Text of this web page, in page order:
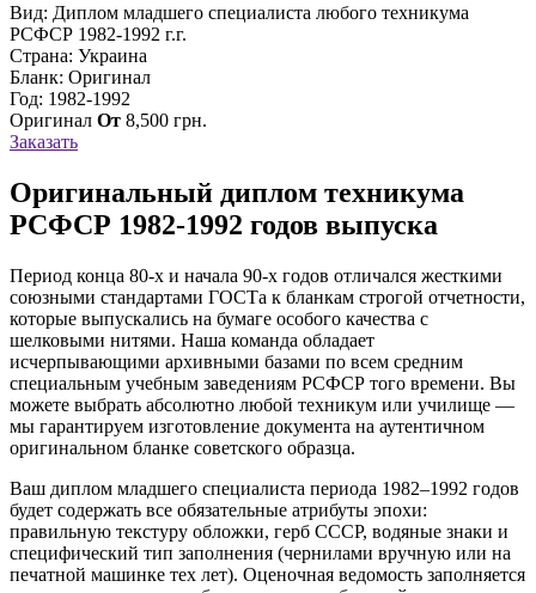
Вид: Диплом младшего специалиста любого техникума
РСФСР 1982-1992 г.г.
Страна: Украина
Бланк: Оригинал
Год: 1982-1992
Оригинал От 8,500 грн.
Заказать
Оригинальный диплом техникума
РСФСР 1982-1992 годов выпуска
Период конца 80-х и начала 90-х годов отличался жесткими
союзными стандартами ГОСТа к бланкам строгой отчетности,
которые выпускались на бумаге особого качества с
шелковыми нитями. Наша команда обладает
исчерпывающими архивными базами по всем средним
специальным учебным заведениям РСФСР того времени. Вы
можете выбрать абсолютно любой техникум или училище —
мы гарантируем изготовление документа на аутентичном
оригинальном бланке советского образца.
Ваш диплом младшего специалиста периода 1982–1992 годов
будет содержать все обязательные атрибуты эпохи:
правильную текстуру обложки, герб СССР, водяные знаки и
специфический тип заполнения (чернилами вручную или на
печатной машинке тех лет). Оценочная ведомость заполняется